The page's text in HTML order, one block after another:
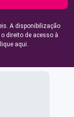
A disponibilização
direito de acesso à
aqui.